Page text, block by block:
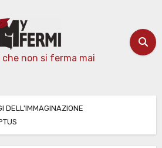
che non si ferma mai
DELL'IMMAGINAZIONE